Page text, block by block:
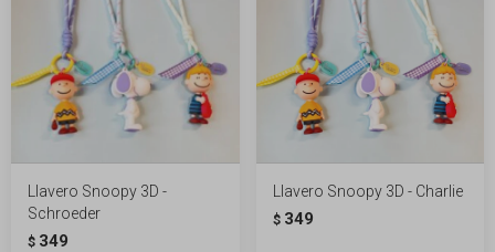
Llavero Snoopy 3D -
Schroeder
$ 349
Llavero Snoopy 3D - Charlie
$ 349